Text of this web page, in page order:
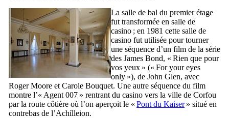
La salle de bal du premier étage
fut transformée en salle de
casino ; en 1981 cette salle de
casino fut utilisée pour tourner
une séquence d’un film de la série
des James Bond, « Rien que pour
vos yeux » (« For your eyes
only »), de John Glen, avec
Roger Moore et Carole Bouquet. Une autre séquence du film
montre l’« Agent 007 » rentrant du casino vers la ville de Corfou
par la route côtière où l’on aperçoit le « Pont du Kaiser» situé en
contrebas de l’Achílleion.